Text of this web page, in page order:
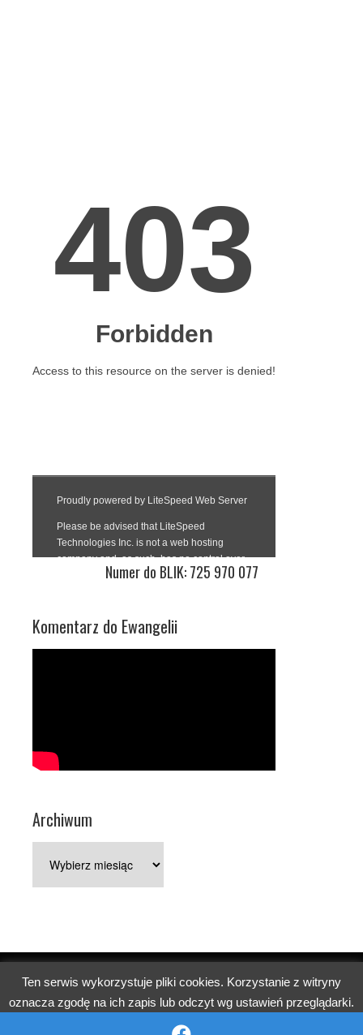
Numer do BLIK: 725 970 077
Komentarz do Ewangelii
Archiwum
Copyright © 2026 Parafia pw. św. Jerzego w Poznaniu.
ChurchWordPress Theme by themehall.com
Ten serwis wykorzystuje pliki cookies. Korzystanie z witryny
oznacza zgodę na ich zapis lub odczyt wg ustawień przeglądarki.